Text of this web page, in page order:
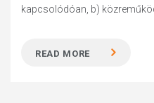
kapcsolódóan, b)
READ MORE